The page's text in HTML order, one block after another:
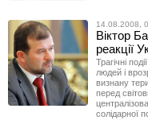
14.08.2008,
Віктор
реакції
Трагічні
людей і
визнану
перед
солідарної